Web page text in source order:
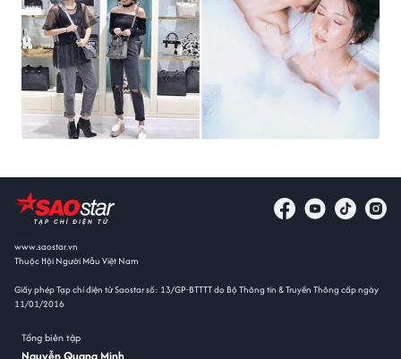
www.saostar.vn
Thuộc Hội Người Mẫu Việt Nam
Giấy phép Tạp chí điện tử Saostar số: 13/GP-BTTTT do Bộ Thông tin & Truyền Thông cấp ngày
11/01/2016
Tổng biên tập